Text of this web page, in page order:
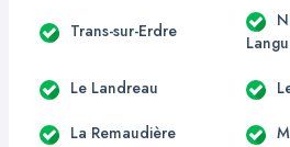
Trans-sur-Erdre
Le Landreau
La Remaudière